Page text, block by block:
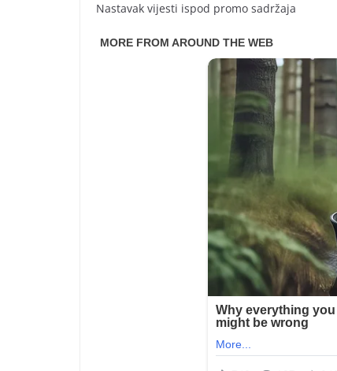
Nastavak vijesti ispod promo sadržaja